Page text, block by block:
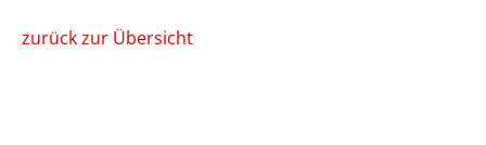
zurück zur Übersicht